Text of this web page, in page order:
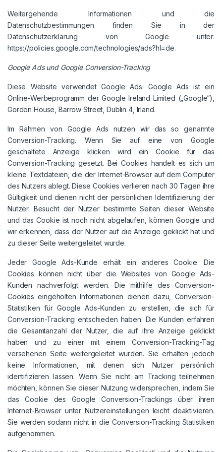
Weitergehende Informationen und die
Datenschutzbestimmungen finden Sie in der
Datenschutzerklärung von Google unter:
https://policies.google.com/technologies/ads?hl=de.
Google Ads und Google Conversion-Tracking
Diese Website verwendet Google Ads. Google Ads ist ein
Online-Werbeprogramm der Google Ireland Limited („Google“),
Gordon House, Barrow Street, Dublin 4, Irland.
Im Rahmen von Google Ads nutzen wir das so genannte
Conversion-Tracking. Wenn Sie auf eine von Google
geschaltete Anzeige klicken wird ein Cookie für das
Conversion-Tracking gesetzt. Bei Cookies handelt es sich um
kleine Textdateien, die der Internet-Browser auf dem Computer
des Nutzers ablegt. Diese Cookies verlieren nach 30 Tagen ihre
Gültigkeit und dienen nicht der persönlichen Identifizierung der
Nutzer. Besucht der Nutzer bestimmte Seiten dieser Website
und das Cookie ist noch nicht abgelaufen, können Google und
wir erkennen, dass der Nutzer auf die Anzeige geklickt hat und
zu dieser Seite weitergeleitet wurde.
Jeder Google Ads-Kunde erhält ein anderes Cookie. Die
Cookies können nicht über die Websites von Google Ads-
Kunden nachverfolgt werden. Die mithilfe des Conversion-
Cookies eingeholten Informationen dienen dazu, Conversion-
Statistiken für Google Ads-Kunden zu erstellen, die sich für
Conversion-Tracking entschieden haben. Die Kunden erfahren
die Gesamtanzahl der Nutzer, die auf ihre Anzeige geklickt
haben und zu einer mit einem Conversion-Tracking-Tag
versehenen Seite weitergeleitet wurden. Sie erhalten jedoch
keine Informationen, mit denen sich Nutzer persönlich
identifizieren lassen. Wenn Sie nicht am Tracking teilnehmen
möchten, können Sie dieser Nutzung widersprechen, indem Sie
das Cookie des Google Conversion-Trackings über ihren
Internet-Browser unter Nutzereinstellungen leicht deaktivieren.
Sie werden sodann nicht in die Conversion-Tracking Statistiken
aufgenommen.